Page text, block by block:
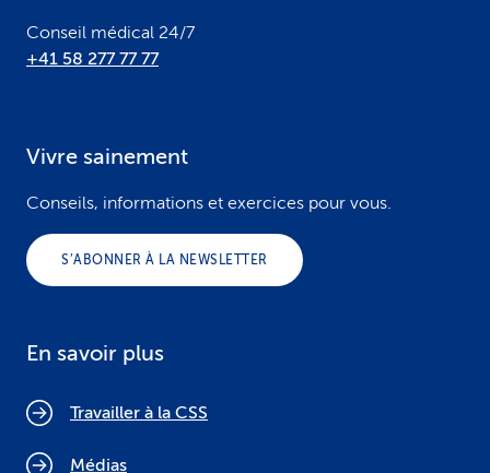
Conseil médical 24/7
+41 58 277 77 77
Vivre sainement
Conseils, informations et exercices pour vous.
S’ABONNER À LA NEWSLETTER
En savoir plus
Travailler à la CSS
Médias